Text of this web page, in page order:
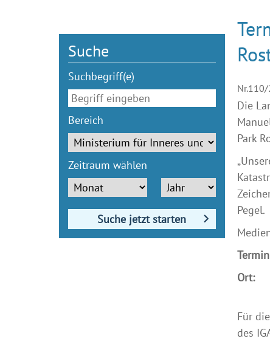
Suche
Suchbegriff(e)
Bereich
Zeitraum wählen
Suche jetzt starten
Die
Park
Pegel.
Ort:
Für
des